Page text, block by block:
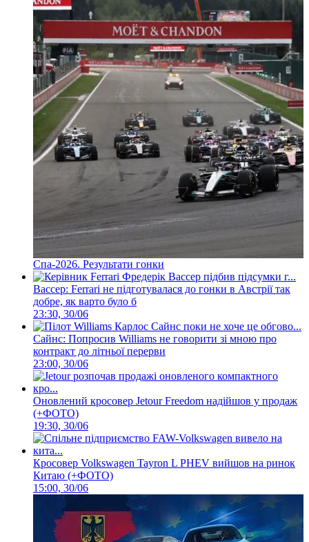
Спа-2026. Результати гонки
Вассер: Ferrari не підготувалася до гонки в Австрії так
добре, як варто було б
23:30, 30/06
Сайнс: Попросив Williams не говорити зі мною про
контракт до літньої перерви
23:00, 30/06
Оновлений кросовер Jetour Freedom надійшов у продаж
(+ФОТО)
19:30, 30/06
Кросовер Volkswagen Tayron L PHEV вийшов на ринок
Китаю (+ФОТО)
15:00, 30/06